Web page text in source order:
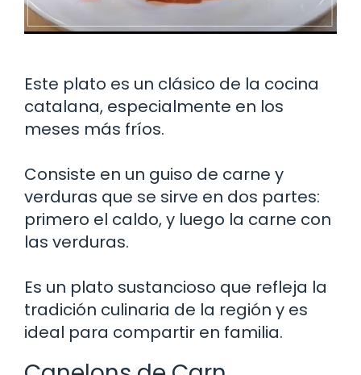
Este plato es un clásico de la cocina
catalana, especialmente en los
meses más fríos.
Consiste en un guiso de carne y
verduras que se sirve en dos partes:
primero el caldo, y luego la carne con
las verduras.
Es un plato sustancioso que refleja la
tradición culinaria de la región y es
ideal para compartir en familia.